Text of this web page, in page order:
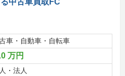
中古車買取FC
車・自動車・自転車
万円
・法人